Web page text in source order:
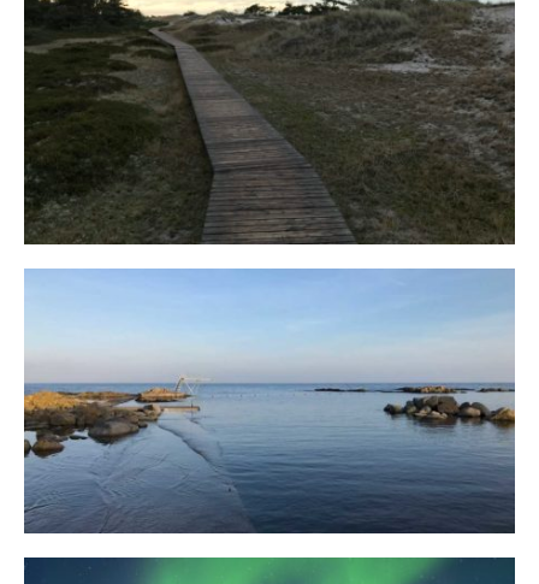
Fischland
12. FEBRUAR 2019
Bornholm
29. OKTOBER 2018